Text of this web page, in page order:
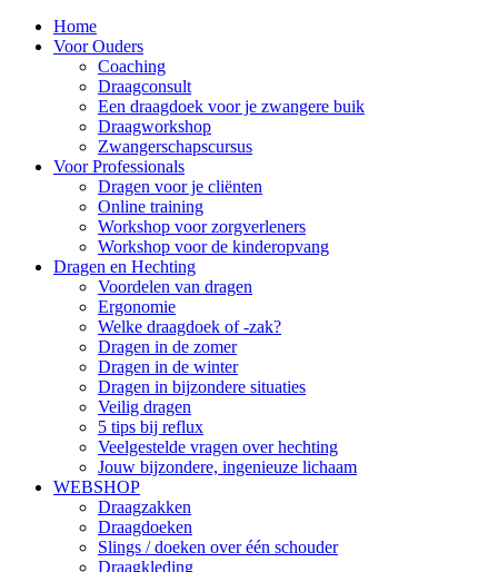
Home
Voor Ouders
Coaching
Draagconsult
Een draagdoek voor je zwangere buik
Draagworkshop
Zwangerschapscursus
Voor Professionals
Dragen voor je cliënten
Online training
Workshop voor zorgverleners
Workshop voor de kinderopvang
Dragen en Hechting
Voordelen van dragen
Ergonomie
Welke draagdoek of -zak?
Dragen in de zomer
Dragen in de winter
Dragen in bijzondere situaties
Veilig dragen
5 tips bij reflux
Veelgestelde vragen over hechting
Jouw bijzondere, ingenieuze lichaam
WEBSHOP
Draagzakken
Draagdoeken
Slings / doeken over één schouder
Draagkleding